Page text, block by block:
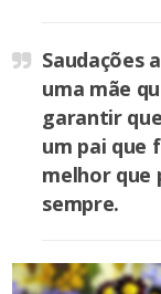
Saudações
uma mãe
garantir
um pai que
melhor que
sempre.